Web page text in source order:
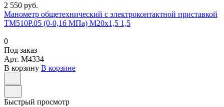
2 550 руб.
Манометр общетехнический с электроконтактной приставкой
ТМ510Р.05 (0-0,16 МПа) М20х1,5 1,5
0
Под заказ
Арт. M4334
В корзину В корзине
Быстрый просмотр